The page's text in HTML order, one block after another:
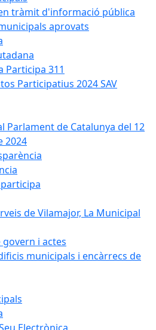
tràmit d'informació pública
aprovats
Participa 311
Participatius 2024 SAV
Parlament de Catalunya del 12
2024
de Vilamajor, La Municipal
i actes
municipals i encàrrecs de